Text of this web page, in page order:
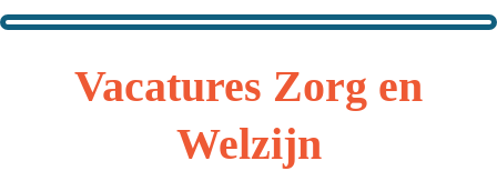
Vacatures Zorg en
Welzijn